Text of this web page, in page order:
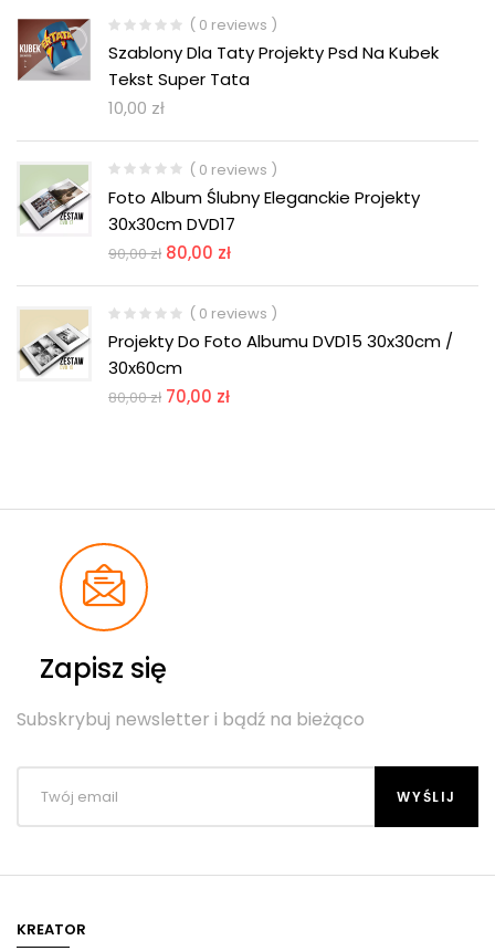
( 0 reviews )
Szablony Dla Taty Projekty Psd Na Kubek
Tekst Super Tata
10,00 zł
( 0 reviews )
Foto Album Ślubny Eleganckie Projekty
30x30cm DVD17
90,00zł 80,00 zł
( 0 reviews )
Projekty Do Foto Albumu DVD15 30x30cm /
30x60cm
80,00zł 70,00 zł
Zapisz się
Subskrybuj newsletter i bądź na bieżąco
KREATOR